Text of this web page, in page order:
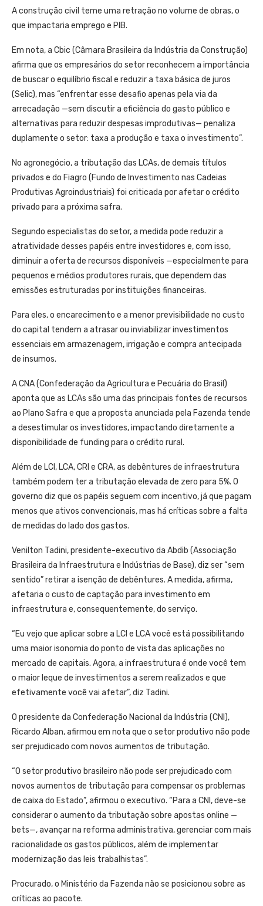
A construção civil teme uma retração no volume de obras, o
que impactaria emprego e PIB.
Em nota, a Cbic (Câmara Brasileira da Indústria da Construção)
afirma que os empresários do setor reconhecem a importância
de buscar o equilíbrio fiscal e reduzir a taxa básica de juros
(Selic), mas “enfrentar esse desafio apenas pela via da
arrecadação —sem discutir a eficiência do gasto público e
alternativas para reduzir despesas improdutivas— penaliza
duplamente o setor: taxa a produção e taxa o investimento”.
No agronegócio, a tributação das LCAs, de demais títulos
privados e do Fiagro (Fundo de Investimento nas Cadeias
Produtivas Agroindustriais) foi criticada por afetar o crédito
privado para a próxima safra.
Segundo especialistas do setor, a medida pode reduzir a
atratividade desses papéis entre investidores e, com isso,
diminuir a oferta de recursos disponíveis —especialmente para
pequenos e médios produtores rurais, que dependem das
emissões estruturadas por instituições financeiras.
Para eles, o encarecimento e a menor previsibilidade no custo
do capital tendem a atrasar ou inviabilizar investimentos
essenciais em armazenagem, irrigação e compra antecipada
de insumos.
A CNA (Confederação da Agricultura e Pecuária do Brasil)
aponta que as LCAs são uma das principais fontes de recursos
ao Plano Safra e que a proposta anunciada pela Fazenda tende
a desestimular os investidores, impactando diretamente a
disponibilidade de funding para o crédito rural.
Além de LCI, LCA, CRI e CRA, as debêntures de infraestrutura
também podem ter a tributação elevada de zero para 5%. O
governo diz que os papéis seguem com incentivo, já que pagam
menos que ativos convencionais, mas há críticas sobre a falta
de medidas do lado dos gastos.
Venilton Tadini, presidente-executivo da Abdib (Associação
Brasileira da Infraestrutura e Indústrias de Base), diz ser “sem
sentido” retirar a isenção de debêntures. A medida, afirma,
afetaria o custo de captação para investimento em
infraestrutura e, consequentemente, do serviço.
“Eu vejo que aplicar sobre a LCI e LCA você está possibilitando
uma maior isonomia do ponto de vista das aplicações no
mercado de capitais. Agora, a infraestrutura é onde você tem
o maior leque de investimentos a serem realizados e que
efetivamente você vai afetar”, diz Tadini.
O presidente da Confederação Nacional da Indústria (CNI),
Ricardo Alban, afirmou em nota que o setor produtivo não pode
ser prejudicado com novos aumentos de tributação.
“O setor produtivo brasileiro não pode ser prejudicado com
novos aumentos de tributação para compensar os problemas
de caixa do Estado”, afirmou o executivo. “Para a CNI, deve-se
considerar o aumento da tributação sobre apostas online —
bets—, avançar na reforma administrativa, gerenciar com mais
racionalidade os gastos públicos, além de implementar
modernização das leis trabalhistas”.
Procurado, o Ministério da Fazenda não se posicionou sobre as
críticas ao pacote.